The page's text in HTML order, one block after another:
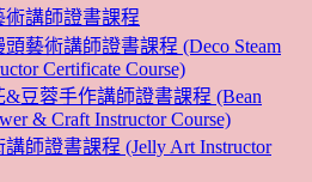
術講師證書課程
藝術講師證書課程 (Deco Steam
Certificate Course)
&豆蓉手作講師證書課程 (Bean
& Craft Instructor Course)
師證書課程 (Jelly Art Instructor